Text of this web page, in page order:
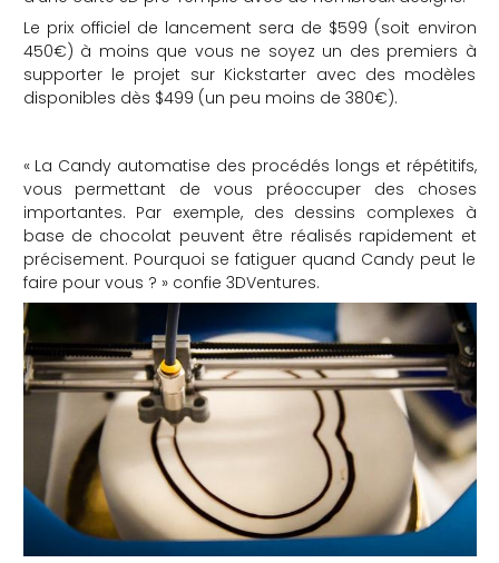
Le prix officiel de lancement sera de $599 (soit environ
450€) à moins que vous ne soyez un des premiers à
supporter le projet sur Kickstarter avec des modèles
disponibles dès $499 (un peu moins de 380€).
« La Candy automatise des procédés longs et répétitifs,
vous permettant de vous préoccuper des choses
importantes. Par exemple, des dessins complexes à
base de chocolat peuvent être réalisés rapidement et
précisement. Pourquoi se fatiguer quand Candy peut le
faire pour vous ? » confie 3DVentures.